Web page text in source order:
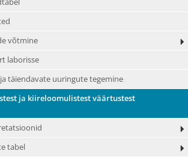
võtmine
laborisse
täiendavate uuringute tegemine
ja kiireloomulistest väärtustest
tabel